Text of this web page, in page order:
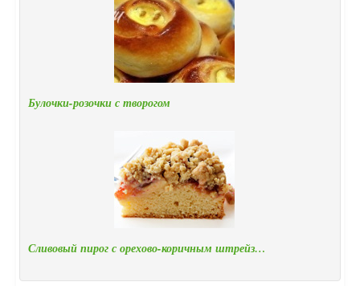
Булочки-розочки с творогом
Сливовый пирог с орехово-коричным штрейз…